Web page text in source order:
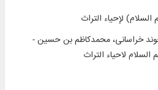
لإحیاء التراث
خراسانی، محمدکاظم بن حسین -
لاحیاء التراث